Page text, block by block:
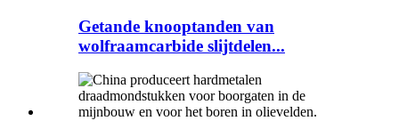
Getande knooptanden van
wolfraamcarbide slijtdelen...